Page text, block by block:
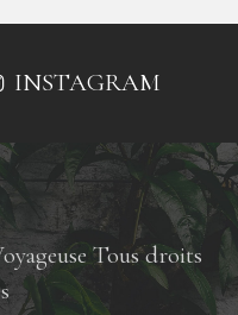
INSTAGRAM
Tous droits